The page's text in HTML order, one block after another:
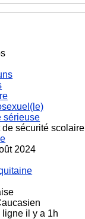
sérieuse
de sécurité scolaire
2024
ligne il y a 1h